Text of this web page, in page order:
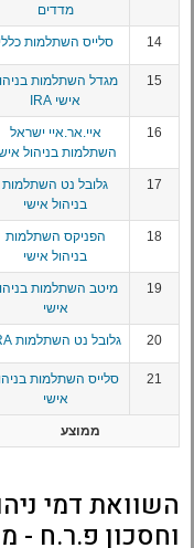
מדדים
14 סלייס השתלמות כללי
15
מגדל השתלמות
אישי IRA
16
איי.אר.איי ישראל
השתלמות בניהול
17
גלובל נט השתלמות
בניהול אישי
18
הפניקס השתלמות
בניהול אישי
19
מיטב השתלמות
אישי
20 גלובל נט השתלמות IRA
21
סלייס השתלמות
אישי
ממוצע
השוואת דמי
וחסכון פ.ר.ח -